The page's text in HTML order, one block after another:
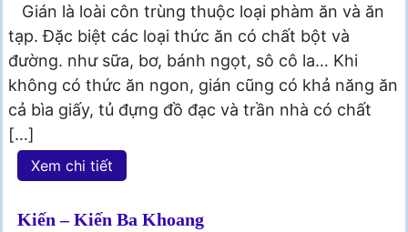
Gián là loài côn trùng thuộc loại phàm ăn và ăn
tạp. Đặc biệt các loại thức ăn có chất bột và
đường. như sữa, bơ, bánh ngọt, sô cô la… Khi
không có thức ăn ngon, gián cũng có khả năng ăn
cả bìa giấy, tủ đựng đồ đạc và trần nhà có chất
[…]
Xem chi tiết
Kiến – Kiến Ba Khoang